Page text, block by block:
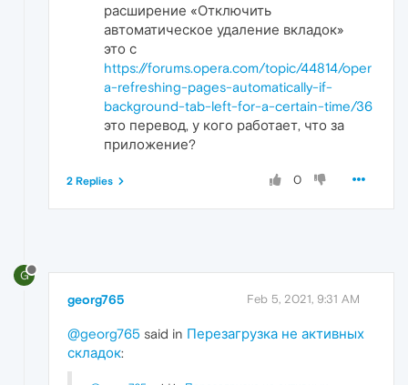
расширение «Отключить
автоматическое удаление вкладок»
это с
https://forums.opera.com/topic/44814/oper
a-refreshing-pages-automatically-if-
background-tab-left-for-a-certain-time/36
это перевод, у кого работает, что за
приложение?
0
2 Replies
G
georg765 Feb 5, 2021, 9:31 AM
@georg765 said in Перезагрузка не активных
складок: